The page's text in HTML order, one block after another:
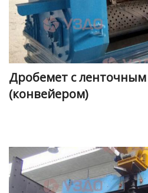
Дробемет с
(конвейером)